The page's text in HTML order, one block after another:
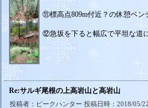
⑪標高点809m付近？の休憩ベン
⑫急坂を下ると幅広で平坦な道
Re:サルギ尾根の上高岩山と高岩山
投稿者：ピークハンター 投稿日時：2018/05/